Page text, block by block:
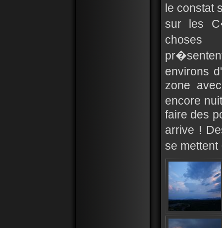
le constat
sur les
choses
environs
zone
encore
faire des
arrive !
se